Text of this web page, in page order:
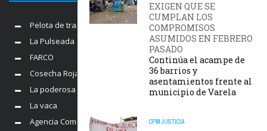
EXIGEN QUE SE
CUMPLAN LOS
COMPROMISOS
ASUMIDOS EN FEBRERO
PASADO
Continúa el acampe de
36 barrios y
asentamientos frente al
municipio de Varela
CPM JUSTICIA
Pelota de trapo
La Pulseada
FARCO
Cosecha Roja
La poderosa
La vaca
Agencia Comunica